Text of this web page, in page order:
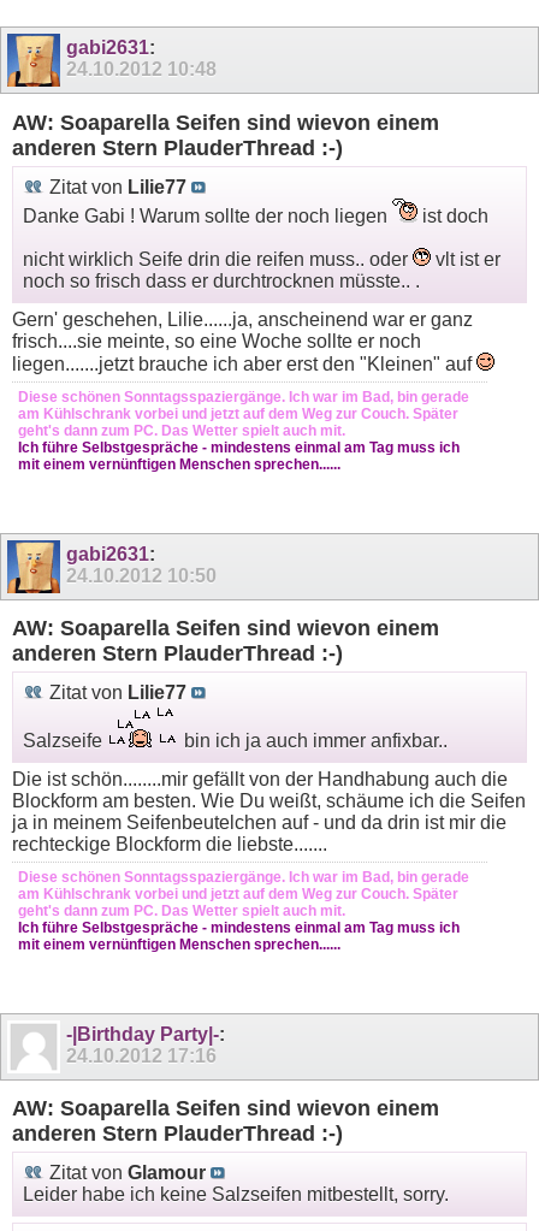
gabi2631:
24.10.2012 10:48
AW: Soaparella Seifen sind wievon einem
anderen Stern PlauderThread :-)
Zitat von Lilie77
Danke Gabi ! Warum sollte der noch liegen
ist doch
nicht wirklich Seife drin die reifen muss.. oder
vlt ist er
noch so frisch dass er durchtrocknen müsste.. .
Gern' geschehen, Lilie......ja, anscheinend war er ganz
frisch....sie meinte, so eine Woche sollte er noch
liegen.......jetzt brauche ich aber erst den "Kleinen" auf
Diese schönen Sonntagsspaziergänge. Ich war im Bad, bin gerade
am Kühlschrank vorbei und jetzt auf dem Weg zur Couch. Später
geht's dann zum PC. Das Wetter spielt auch mit.
Ich führe Selbstgespräche - mindestens einmal am Tag muss ich
mit einem vernünftigen Menschen sprechen......
gabi2631:
24.10.2012 10:50
AW: Soaparella Seifen sind wievon einem
anderen Stern PlauderThread :-)
Zitat von Lilie77
Salzseife
bin ich ja auch immer anfixbar..
Die ist schön........mir gefällt von der Handhabung auch die
Blockform am besten. Wie Du weißt, schäume ich die Seifen
ja in meinem Seifenbeutelchen auf - und da drin ist mir die
rechteckige Blockform die liebste.......
Diese schönen Sonntagsspaziergänge. Ich war im Bad, bin gerade
am Kühlschrank vorbei und jetzt auf dem Weg zur Couch. Später
geht's dann zum PC. Das Wetter spielt auch mit.
Ich führe Selbstgespräche - mindestens einmal am Tag muss ich
mit einem vernünftigen Menschen sprechen......
-|Birthday Party|-:
24.10.2012 17:16
AW: Soaparella Seifen sind wievon einem
anderen Stern PlauderThread :-)
Zitat von Glamour
Leider habe ich keine Salzseifen mitbestellt, sorry.